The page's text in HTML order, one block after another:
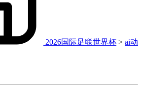
2026国际足联世界杯 > ai动